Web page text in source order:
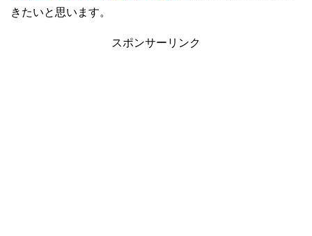
きたいと思います。
スポンサーリンク